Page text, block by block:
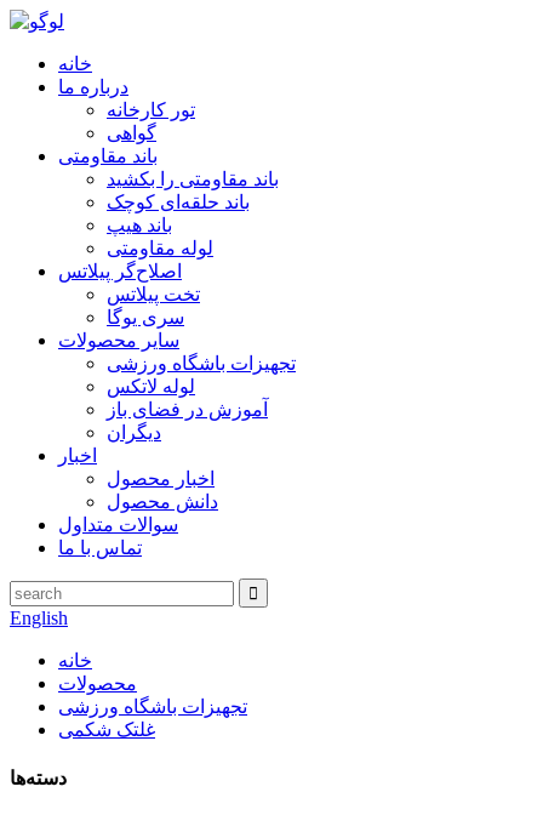
خانه
درباره ما
تور کارخانه
گواهی
باند مقاومتی
باند مقاومتی را بکشید
باند حلقه‌ای کوچک
باند هیپ
لوله مقاومتی
اصلاح‌گر پیلاتس
تخت پیلاتس
سری یوگا
سایر محصولات
تجهیزات باشگاه ورزشی
لوله لاتکس
آموزش در فضای باز
دیگران
اخبار
اخبار محصول
دانش محصول
سوالات متداول
تماس با ما
English
خانه
محصولات
تجهیزات باشگاه ورزشی
غلتک شکمی
دسته‌ها